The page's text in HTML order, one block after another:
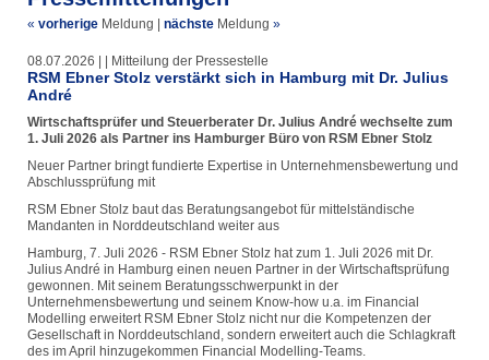
« vorherige Meldung nächste Meldung »
08.07.2026 | | Mitteilung der Pressestelle
RSM Ebner Stolz verstärkt sich in Hamburg mit Dr. Julius
André
Wirtschaftsprüfer und Steuerberater Dr. Julius André wechselte zum
1. Juli 2026 als Partner ins Hamburger Büro von RSM Ebner Stolz
Neuer Partner bringt fundierte Expertise in Unternehmensbewertung und
Abschlussprüfung mit
RSM Ebner Stolz baut das Beratungsangebot für mittelständische
Mandanten in Norddeutschland weiter aus
Hamburg, 7. Juli 2026 - RSM Ebner Stolz hat zum 1. Juli 2026 mit Dr.
Julius André in Hamburg einen neuen Partner in der Wirtschaftsprüfung
gewonnen. Mit seinem Beratungsschwerpunkt in der
Unternehmensbewertung und seinem Know-how u.a. im Financial
Modelling erweitert RSM Ebner Stolz nicht nur die Kompetenzen der
Gesellschaft in Norddeutschland, sondern erweitert auch die Schlagkraft
des im April hinzugekommen Financial Modelling-Teams.